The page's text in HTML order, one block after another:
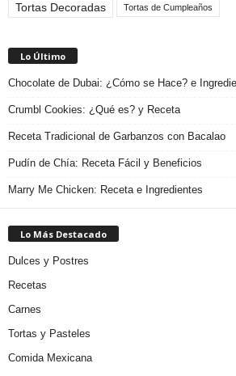
Tortas Decoradas Tortas de Cumpleaños
Lo Último
Chocolate de Dubai: ¿Cómo se Hace? e
Crumbl Cookies: ¿Qué es? y Receta
Receta Tradicional de Garbanzos con Bacalao
Pudín de Chía: Receta Fácil y Beneficios
Marry Me Chicken: Receta e Ingredientes
Lo Más Destacado
Dulces y Postres
Recetas
Carnes
Tortas y Pasteles
Comida Mexicana